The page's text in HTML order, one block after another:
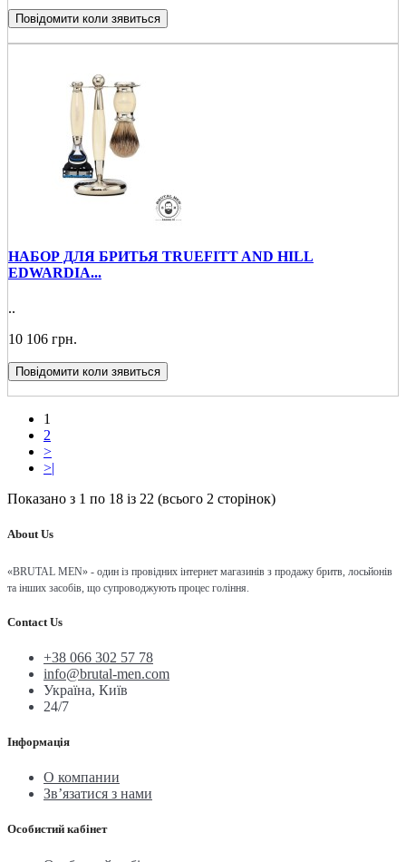
Повідомити коли зявиться
НАБОР ДЛЯ БРИТЬЯ TRUEFITT AND HILL
EDWARDIA...
..
10 106 грн.
Повідомити коли зявиться
1
2
>
>|
Показано з 1 по 18 із 22 (всього 2 сторінок)
About Us
«BRUTAL MEN» - один із провідних інтернет магазинів з продажу бритв, лосьйонів
та інших засобів, що супроводжують процес гоління.
Contact Us
+38 066 302 57 78
info@brutal-men.com
Україна, Київ
24/7
Інформація
О компании
Зв’язатися з нами
Особистий кабінет